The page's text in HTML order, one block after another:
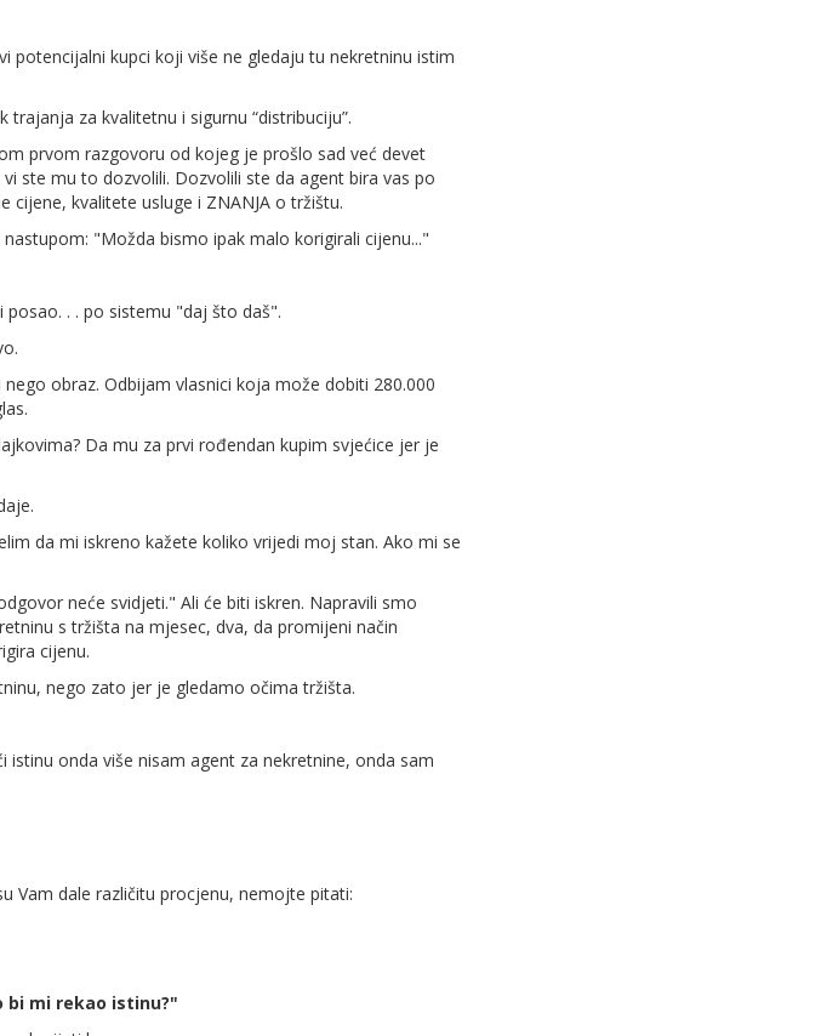
potencijalni kupci koji više ne gledaju tu nekretninu istim
za kvalitetnu i sigurnu “distribuciju”.
prvom razgovoru od kojeg je prošlo sad već devet
vi ste mu to dozvolili. Dozvolili ste da agent bira vas po
kvalitete usluge i ZNANJA o tržištu.
"Možda bismo ipak malo korigirali cijenu..."
. . po sistemu "daj što daš".
obraz. Odbijam vlasnici koja može dobiti 280.000
Da mu za prvi rođendan kupim svjećice jer je
da mi iskreno kažete koliko vrijedi moj stan. Ako mi se
neće svidjeti." Ali će biti iskren. Napravili smo
s tržišta na mjesec, dva, da promijeni način
cijenu.
nego zato jer je gledamo očima tržišta.
onda više nisam agent za nekretnine, onda sam
Vam dale različitu procjenu, nemojte pitati:
mi rekao istinu?"